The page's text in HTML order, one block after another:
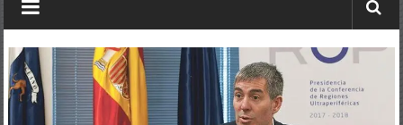
die
der
Kanarischen
Inseln